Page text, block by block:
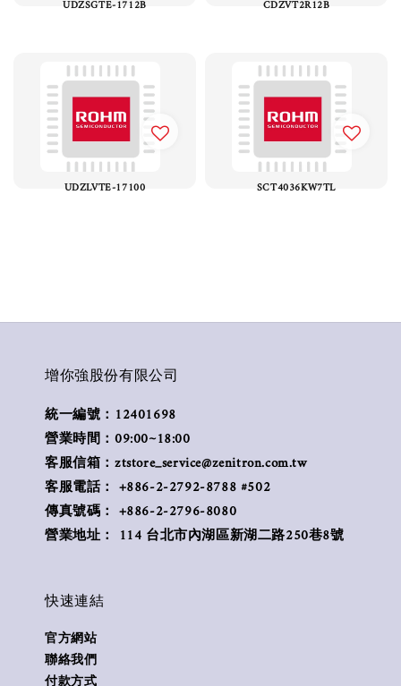
UDZSGTE-1712B CDZVT2R12B
UDZLVTE-17100 SCT4036KW7TL
增你強股份有限公司
統一編號：12401698
營業時間：09:00~18:00
客服信箱：ztstore_service@zenitron.com.tw
客服電話： +886-2-2792-8788 #502
傳真號碼： +886-2-2796-8080
營業地址： 114 台北市內湖區新湖二路250巷8號
快速連結
官方網站
聯絡我們